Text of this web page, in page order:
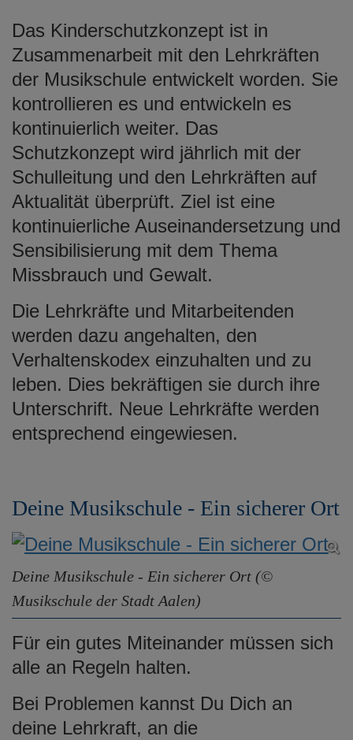
Das Kinderschutzkonzept ist in
Zusammenarbeit mit den Lehrkräften
der Musikschule entwickelt worden. Sie
kontrollieren es und entwickeln es
kontinuierlich weiter. Das
Schutzkonzept wird jährlich mit der
Schulleitung und den Lehrkräften auf
Aktualität überprüft. Ziel ist eine
kontinuierliche Auseinandersetzung und
Sensibilisierung mit dem Thema
Missbrauch und Gewalt.
Die Lehrkräfte und Mitarbeitenden
werden dazu angehalten, den
Verhaltenskodex einzuhalten und zu
leben. Dies bekräftigen sie durch ihre
Unterschrift. Neue Lehrkräfte werden
entsprechend eingewiesen.
Deine Musikschule - Ein sicherer Ort
Deine Musikschule - Ein sicherer Ort (©
Musikschule der Stadt Aalen)
Für ein gutes Miteinander müssen sich
alle an Regeln halten.
Bei Problemen kannst Du Dich an
deine Lehrkraft, an die